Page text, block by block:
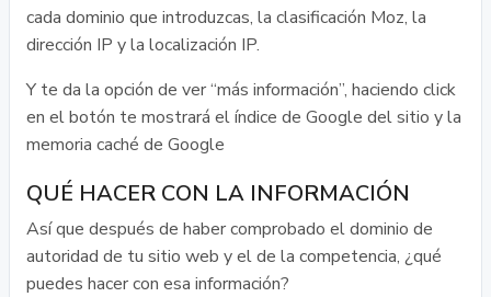
cada dominio que introduzcas, la clasificación Moz, la
dirección IP y la localización IP.
Y te da la opción de ver “más información”, haciendo click
en el botón te mostrará el índice de Google del sitio y la
memoria caché de Google
QUÉ HACER CON LA INFORMACIÓN
Así que después de haber comprobado el dominio de
autoridad de tu sitio web y el de la competencia, ¿qué
puedes hacer con esa información?